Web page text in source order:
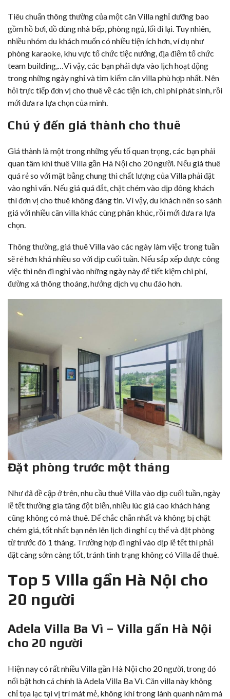
Tiêu chuẩn thông thường của một căn Villa nghỉ dưỡng bao
gồm hồ bơi, đồ dùng nhà bếp, phòng ngủ, lối đi lại. Tuy nhiên,
nhiều nhóm du khách muốn có nhiều tiện ích hơn, ví dụ như
phòng karaoke, khu vực tổ chức tiệc nướng, địa điểm tổ chức
team building,…Vì vậy, các bạn phải dựa vào lịch hoạt động
trong những ngày nghỉ và tìm kiếm căn villa phù hợp nhất. Nên
hỏi trực tiếp đơn vị cho thuê về các tiện ích, chi phí phát sinh, rồi
mới đưa ra lựa chọn của mình.
Chú ý đến giá thành cho thuê
Giá thành là một trong những yếu tố quan trọng, các bạn phải
quan tâm khi thuê Villa gần Hà Nội cho 20 người. Nếu giá thuê
quá rẻ so với mặt bằng chung thì chất lượng của Villa phải đặt
vào nghi vấn. Nếu giá quá đắt, chặt chém vào dịp đông khách
thì đơn vị cho thuê không đáng tin. Vì vậy, du khách nên so sánh
giá với nhiều căn villa khác cùng phân khúc, rồi mới đưa ra lựa
chọn.
Thông thường, giá thuê Villa vào các ngày làm việc trong tuần
sẽ rẻ hơn khá nhiều so với dịp cuối tuần. Nếu sắp xếp được công
việc thì nên đi nghỉ vào những ngày này để tiết kiệm chi phí,
đường xá thông thoáng, hưởng dịch vụ chu đáo hơn.
Đặt phòng trước một tháng
Như đã đề cập ở trên, nhu cầu thuê Villa vào dịp cuối tuần, ngày
lễ tết thường gia tăng đột biến, nhiều lúc giá cao khách hàng
cũng không có mà thuê. Để chắc chắn nhất và không bị chặt
chém giá, tốt nhất bạn nên lên lịch đi nghỉ cụ thể và đặt phòng
từ trước đó 1 tháng. Trường hợp đi nghỉ vào dịp lễ tết thì phải
đặt càng sớm càng tốt, tránh tình trạng không có Villa để thuê.
Top 5 Villa gần Hà Nội cho
20 người
Adela Villa Ba Vì – Villa gần Hà Nội
cho 20 người
Hiện nay có rất nhiều Villa gần Hà Nội cho 20 người, trong đó
nổi bật hơn cả chính làAdela Villa Ba Vì. Căn villa này không
chỉ tọa lạc tại vị trí mát mẻ, không khí trong lành quanh năm mà